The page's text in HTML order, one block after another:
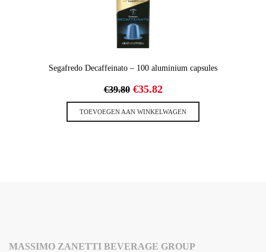
Segafredo Decaffeinato – 100 aluminium capsules
€39.80 Oorspronkelijke
prijs
was:
€39.80.
€35.82Huidige
prijs
is:
€35.82.
TOEVOEGEN AAN WINKELWAGEN
MASSIMO ZANETTI BEVERAGE GROUP